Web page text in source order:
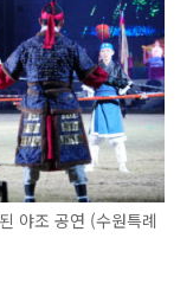
야조 공연 (수원특례